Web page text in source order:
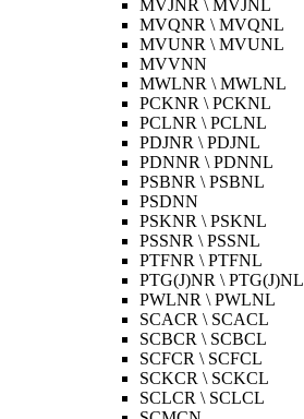
MVJNR \ MVJNL
MVQNR \ MVQNL
MVUNR \ MVUNL
MVVNN
MWLNR \ MWLNL
PCKNR \ PCKNL
PCLNR \ PCLNL
PDJNR \ PDJNL
PDNNR \ PDNNL
PSBNR \ PSBNL
PSDNN
PSKNR \ PSKNL
PSSNR \ PSSNL
PTFNR \ PTFNL
PTG(J)NR \ PTG(J)NL
PWLNR \ PWLNL
SCACR \ SCACL
SCBCR \ SCBCL
SCFCR \ SCFCL
SCKCR \ SCKCL
SCLCR \ SCLCL